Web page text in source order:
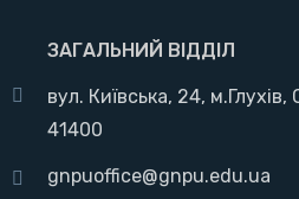
ЗАГАЛЬНИЙ ВІДДІЛ
вул. Київська, 24, м.Глухів,
41400
gnpuoffice@gnpu.edu.ua